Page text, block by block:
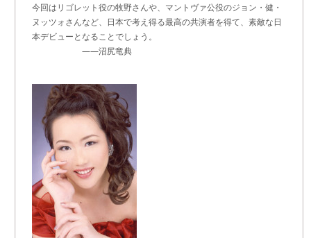
今回はリゴレット役の牧野さんや、マントヴァ公役のジョン・健・
ヌッツォさんなど、日本で考え得る最高の共演者を得て、素敵な日
本デビューとなることでしょう。
――沼尻竜典